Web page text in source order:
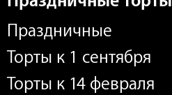
Праздничные
Торты к 1 сентября
Торты к 14 февраля